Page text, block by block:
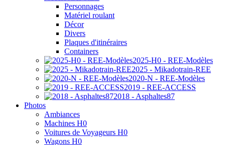
Personnages
Matériel roulant
Décor
Divers
Plaques d'itinéraires
Containers
2025-H0 - REE-Modèles
2025 - Mikadotrain-REE
2020-N - REE-Modèles
2019 - REE-ACCESS
2018 - Asphaltes87
Photos
Ambiances
Machines H0
Voitures de Voyageurs H0
Wagons H0